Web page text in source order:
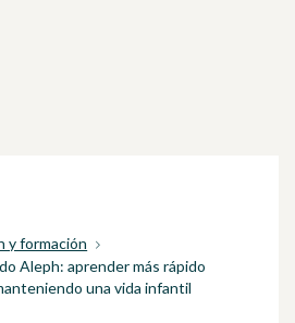
y formación
Aleph: aprender más rápido
una vida infantil